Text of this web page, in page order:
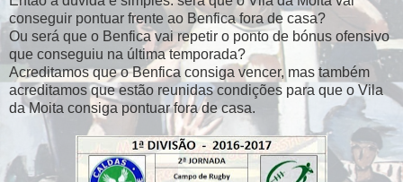
conseguir pontuar frente ao Benfica fora de casa?
Ou será que o Benfica vai repetir o ponto de bónus ofensivo
que conseguiu na última temporada?
Acreditamos que o Benfica consiga vencer, mas também
acreditamos que estão reunidas condições para que o Vila
da Moita consiga pontuar fora de casa.